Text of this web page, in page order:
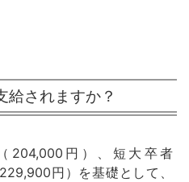
給されますか？
204,000円）、短大卒者
円）を基礎として、